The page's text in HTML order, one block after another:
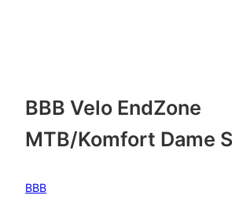
BBB Velo EndZone
MTB/Komfort Dame
BBB